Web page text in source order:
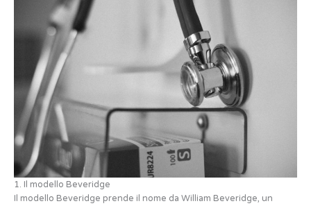
1. Il modello Beveridge
Il modello Beveridge prende il nome da William Beveridge, un